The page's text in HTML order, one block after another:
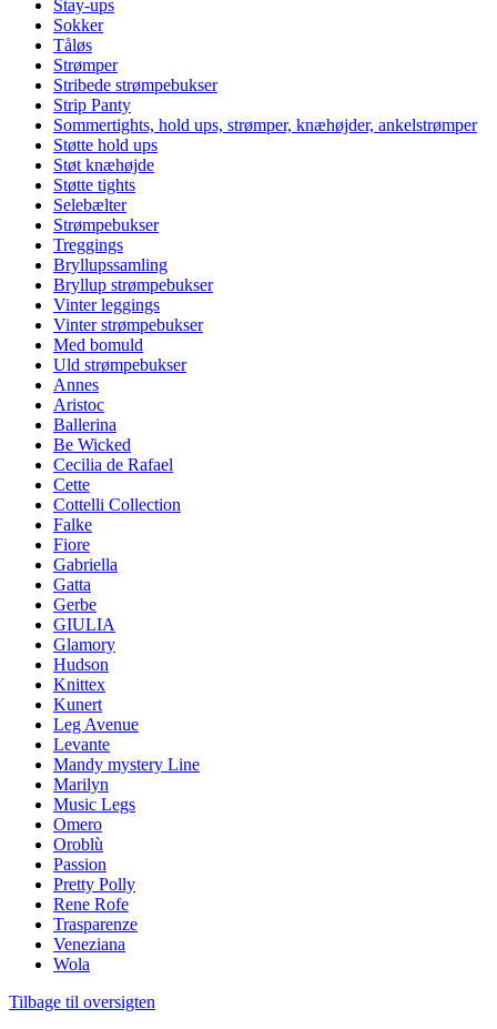
Stay-ups
Sokker
Tåløs
Strømper
Stribede strømpebukser
Strip Panty
Sommertights, hold ups, strømper, knæhøjder, ankelstrømper
Støtte hold ups
Støt knæhøjde
Støtte tights
Selebælter
Strømpebukser
Treggings
Bryllupssamling
Bryllup strømpebukser
Vinter leggings
Vinter strømpebukser
Med bomuld
Uld strømpebukser
Annes
Aristoc
Ballerina
Be Wicked
Cecilia de Rafael
Cette
Cottelli Collection
Falke
Fiore
Gabriella
Gatta
Gerbe
GIULIA
Glamory
Hudson
Knittex
Kunert
Leg Avenue
Levante
Mandy mystery Line
Marilyn
Music Legs
Omero
Oroblù
Passion
Pretty Polly
Rene Rofe
Trasparenze
Veneziana
Wola
Tilbage til oversigten